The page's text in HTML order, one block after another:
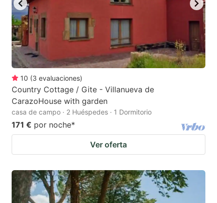
10 (3 evaluaciones)
Country Cottage / Gite - Villanueva de
CarazoHouse with garden
casa de campo · 2 Huéspedes · 1 Dormitorio
171 € por noche*
Ver oferta